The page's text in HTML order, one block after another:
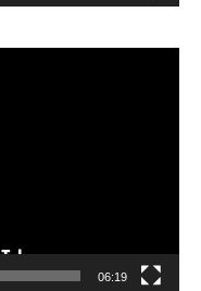
06:19